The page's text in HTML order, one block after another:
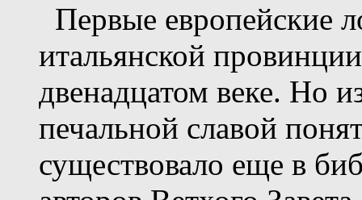
Первые европейские
итальянской
двенадцатом веке. Но
печальной славой
существовало еще в